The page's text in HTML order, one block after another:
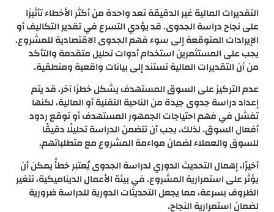
التقديرات المالية غير الدقيقة تعد واحدة من أكثر الأخطاء تأثيرًا
على نجاح دراسة الجدوى. قد يؤدي التسرع في تقدير التكاليف أو
الإيرادات المتوقعة إلى سوء فهم الجدوى الاقتصادية للمشروع.
يجب على المستثمرين استخدام أدوات تحليل متقدمة والتأكد
من أن التقديرات المالية تستند إلى بيانات واقعية ومنطقية.
عدم التركيز على السوق المستهدف يشكل خطرًا آخر. قد يتم
إعداد دراسة جدوى جيدة من الناحية التقنية أو المالية، لكنها
تفشل في فهم احتياجات الجمهور المستهدف أو توقع ردود
أفعال السوق. لذلك، يجب أن تتضمن الدراسة تحليلًا دقيقًا
للسوق والعملاء لضمان مواءمة المشروع مع متطلباتهم.
أخيرًا، إهمال التحديث الدوري لدراسة الجدوى يُعتبر خطأً يمكن أن
يؤثر على استمرارية المشروع. في بيئة الأعمال الديناميكية، تتغير
الظروف بسرعة، مما يجعل التحديثات الدورية للدراسة ضرورية
لضمان استمرارية النجاح.